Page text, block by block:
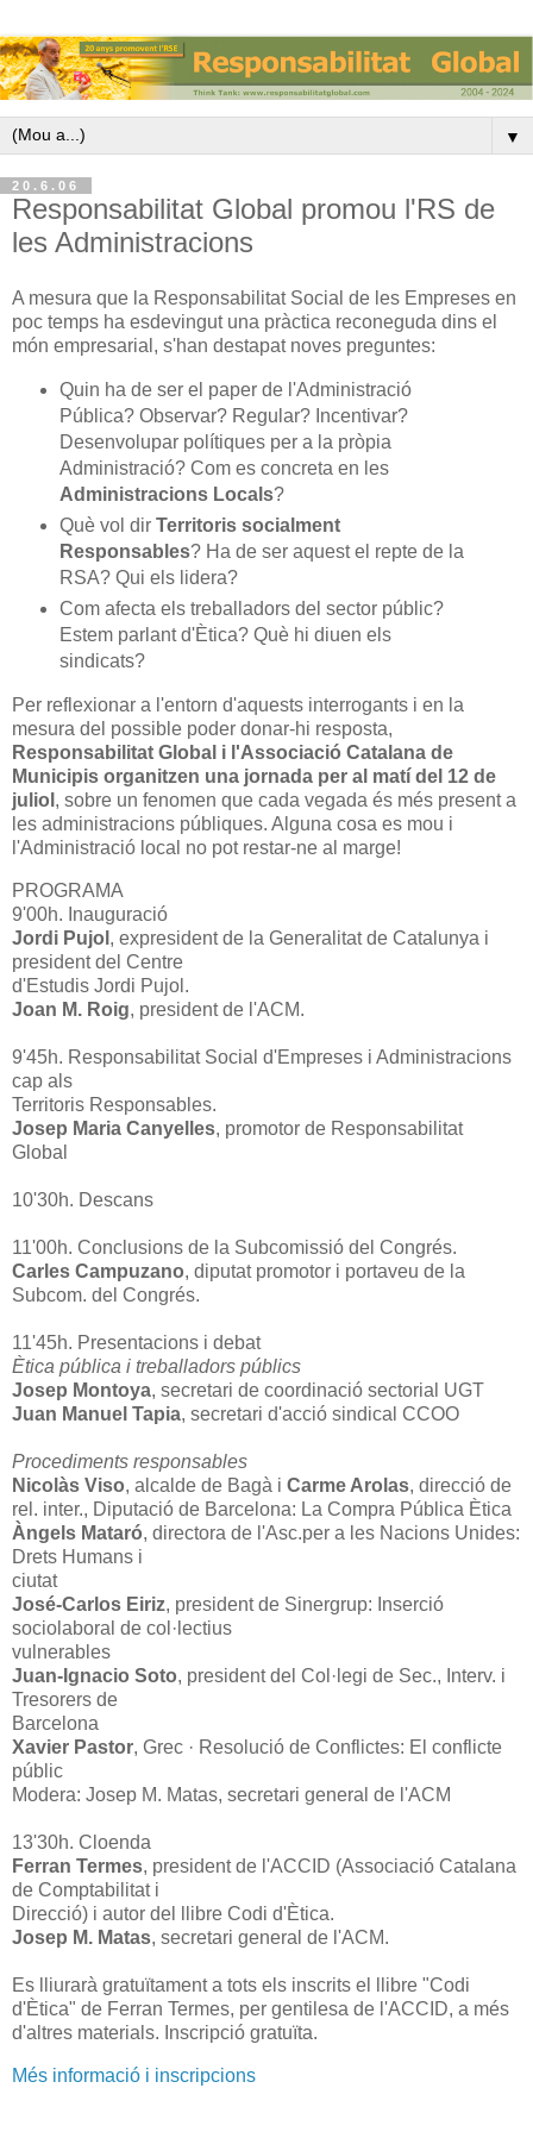
▼
20.6.06
Responsabilitat Global promou l'RS de
les Administracions
A mesura que la Responsabilitat Social de les Empreses en
poc temps ha esdevingut una pràctica reconeguda dins el
món empresarial, s'han destapat noves preguntes:
Quin ha de ser el paper de l'Administració
Pública? Observar? Regular? Incentivar?
Desenvolupar polítiques per a la pròpia
Administració? Com es concreta en les
Administracions Locals?
Què vol dir Territoris socialment
Responsables? Ha de ser aquest el repte de la
RSA? Qui els lidera?
Com afecta els treballadors del sector públic?
Estem parlant d'Ètica? Què hi diuen els
sindicats?
Per reflexionar a l'entorn d'aquests interrogants i en la
mesura del possible poder donar-hi resposta,
Responsabilitat Global i l'Associació Catalana de
Municipis organitzen una jornada per al matí del 12 de
juliol , sobre un fenomen que cada vegada és més present a
les administracions públiques. Alguna cosa es mou i
l'Administració local no pot restar-ne al marge!
PROGRAMA
9'00h. Inauguració
Jordi Pujol , expresident de la Generalitat de Catalunya i
president del Centre
d'Estudis Jordi Pujol.
Joan M. Roig, president de l'ACM.
9'45h. Responsabilitat Social d'Empreses i Administracions
cap als
Territoris Responsables.
Josep Maria Canyelles, promotor de Responsabilitat
Global
10'30h. Descans
11'00h. Conclusions de la Subcomissió del Congrés.
Carles Campuzano, diputat promotor i portaveu de la
Subcom. del Congrés.
11'45h. Presentacions i debat
Ètica pública i treballadors públics
Josep Montoya, secretari de coordinació sectorial UGT
Juan Manuel Tapia, secretari d'acció sindical CCOO
Procediments responsables
Nicolàs Viso, alcalde de Bagà i Carme Arolas, direcció de
rel. inter., Diputació de Barcelona: La Compra Pública Ètica
Àngels Mataró, directora de l'Asc.per a les Nacions Unides:
Drets Humans i
ciutat
José-Carlos Eiriz, president de Sinergrup: Inserció
sociolaboral de col·lectius
vulnerables
Juan-Ignacio Soto, president del Col·legi de Sec., Interv. i
Tresorers de
Barcelona
Xavier Pastor, Grec · Resolució de Conflictes: El conflicte
públic
Modera: Josep M. Matas, secretari general de l'ACM
13'30h. Cloenda
Ferran Termes, president de l'ACCID (Associació Catalana
de Comptabilitat i
Direcció) i autor del llibre Codi d'Ètica.
Josep M. Matas, secretari general de l'ACM.
Es lliurarà gratuïtament a tots els inscrits el llibre "Codi
d'Ètica" de Ferran Termes, per gentilesa de l'ACCID, a més
d'altres materials. Inscripció gratuïta.
Més informació i inscripcions